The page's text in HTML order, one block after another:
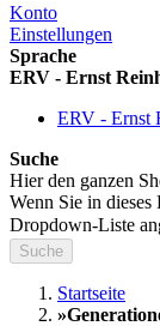
Konto
Einstellungen
Sprache
ERV - Ernst
ERV - Ernst
Suche
Hier den ganzen
Wenn Sie in
Dropdown-Liste
Suche
Startseite